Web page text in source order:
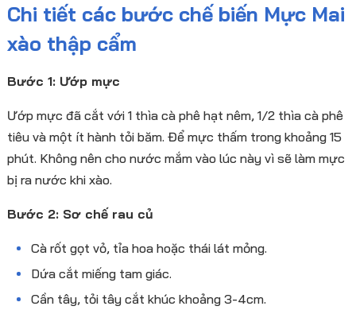
Chi tiết các bước chế biến Mực Mai
xào thập cẩm
Bước 1: Ướp mực
Ướp mực đã cắt với 1 thìa cà phê hạt nêm, 1/2 thìa cà phê
tiêu và một ít hành tỏi băm. Để mực thấm trong khoảng 15
phút. Không nên cho nước mắm vào lúc này vì sẽ làm mực
bị ra nước khi xào.
Bước 2: Sơ chế rau củ
Cà rốt gọt vỏ, tỉa hoa hoặc thái lát mỏng.
Dứa cắt miếng tam giác.
Cần tây, tỏi tây cắt khúc khoảng 3-4cm.